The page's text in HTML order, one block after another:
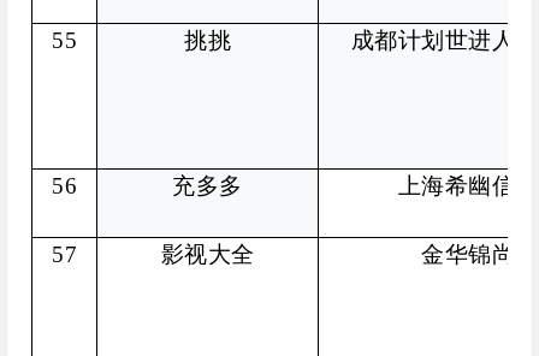
55 挑挑 成都计划世进人
56 充多多 上海希幽信
57 影视大全 金华锦尚